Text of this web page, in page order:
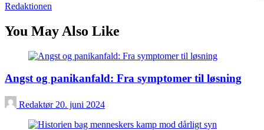
Redaktionen
You May Also Like
Angst og panikanfald: Fra symptomer til løsning
Redaktør 20. juni 2024